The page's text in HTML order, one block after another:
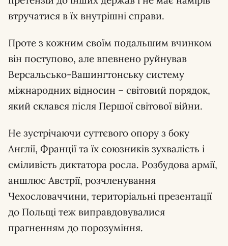
втручатися в їх внутрішні справи.
Проте з кожним своїм подальшим вчинком
він поступово, але впевнено руйнував
Версальсько-Вашингтонську систему
міжнародних відносин – світовий порядок,
який склався після Першої світової війни.
Не зустрічаючи суттєвого опору з боку
Англії, Франції та їх союзників зухвалість і
сміливість диктатора росла. Розбудова армії,
аншлюс Австрії, розчленування
Чехословаччини, територіальні презентації
до Польщі теж виправдовувалися
прагненням до порозуміння.